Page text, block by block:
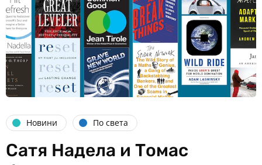
Новини По света
Сатя Надела и Томас